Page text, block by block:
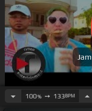
100%➙ 133BPM